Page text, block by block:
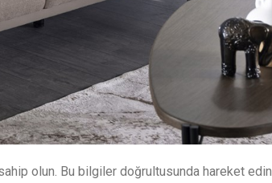
olun. Bu bilgiler doğrultusunda hareket edin.